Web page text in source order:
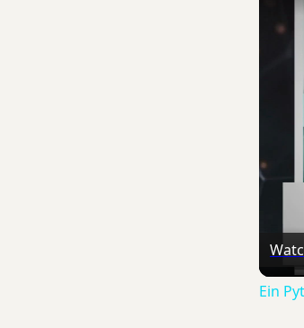
Ein